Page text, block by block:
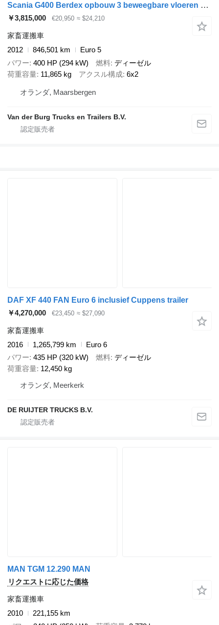
Scania G400 Berdex opbouw 3 beweegbare vloeren 6 x 2 Retarder
￥3,815,000 €20,950 ≈ $24,210
家畜運搬車
2012
846,501 km
Euro 5
パワー 400 HP (294 kW) 燃料 ディーゼル
荷重容量 11,865 kg アクスル構成 6x2
オランダ, Maarsbergen
Van der Burg Trucks en Trailers B.V.
DAF XF 440 FAN Euro 6 inclusief Cuppens trailer
￥4,270,000
€23,450 ≈ $27,090
家畜運搬車
2016
1,265,799 km
Euro 6
パワー 435 HP (320 kW) 燃料 ディーゼル
荷重容量 12,450 kg
オランダ, Meerkerk
DE RUIJTER TRUCKS B.V.
MAN TGM 12.290 MAN
リクエストに応じた価格
家畜運搬車
2010
221,155 km